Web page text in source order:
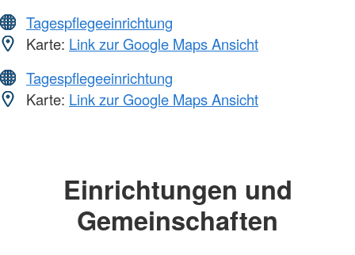
Tagespflegeeinrichtung
Karte: Link zur Google Maps Ansicht
Tagespflegeeinrichtung
Karte: Link zur Google Maps Ansicht
Einrichtungen und
Gemeinschaften